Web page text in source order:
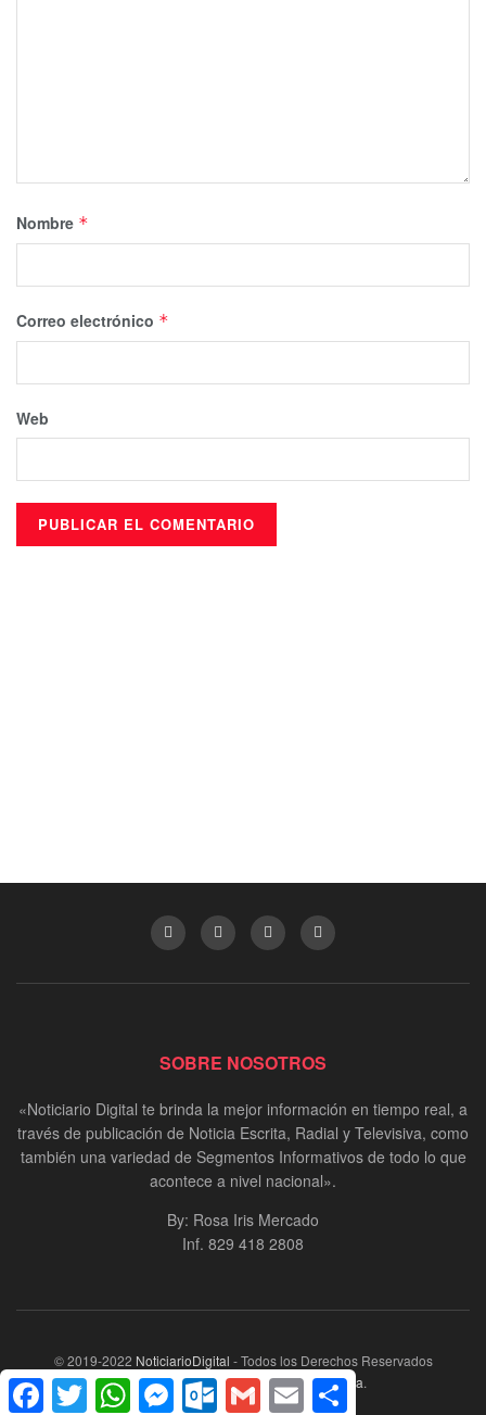
Nombre *
Correo electrónico *
Web
SOBRE NOSOTROS
«Noticiario Digital te brinda la mejor información en tiempo real, a
través de publicación de Noticia Escrita, Radial y Televisiva, como
también una variedad de Segmentos Informativos de todo lo que
acontece a nivel nacional».
By: Rosa Iris Mercado
Inf. 829 418 2808
© 2019-2022 NoticiarioDigital - Todos los Derechos Reservados
¦Desarrollado por:Gleidysoft Dominicana.
FacebookTwitter WhatsAppMessengerOutlook.com
Gmail Email Compartir